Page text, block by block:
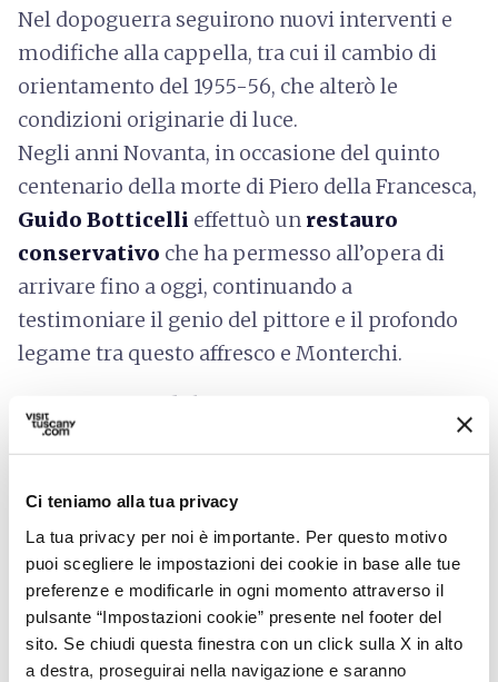
Ci teniamo alla tua privacy
La tua privacy per noi è importante. Per questo motivo
puoi scegliere le impostazioni dei cookie in base alle tue
preferenze e modificarle in ogni momento attraverso il
pulsante “Impostazioni cookie” presente nel footer del
sito. Se chiudi questa finestra con un click sulla X in alto
a destra, proseguirai nella navigazione e saranno
Nel dopoguerra seguirono nuovi interventi e
modifiche alla cappella, tra cui il cambio di
orientamento del 1955-56, che alterò le
condizioni originarie di luce.
Negli anni Novanta, in occasione del quinto
centenario della morte di Piero della Francesca,
Guido Botticelli effettuò un restauro
conservativo che ha permesso all’opera di
arrivare fino a oggi, continuando a
testimoniare il genio del pittore e il profondo
legame tra questo affresco e Monterchi.
Prenotazioni dal sito:
Informazioni sull'accessibilità:
regione.toscana.it